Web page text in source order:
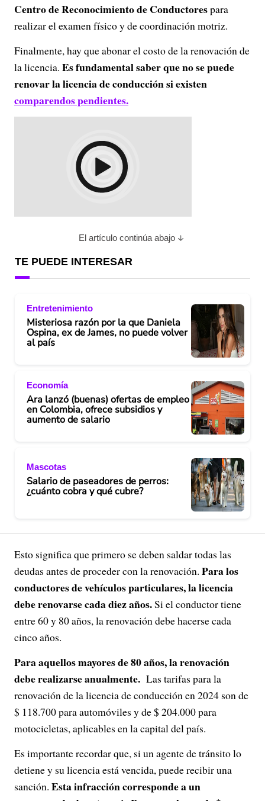
Centro de Reconocimiento de Conductorespara
realizar el examen físico y de coordinación motriz.
Finalmente, hay que abonar el costo de la renovación de
la licencia. Es fundamental saber que no se puede
renovar la licencia de conducción si existen
comparendos pendientes.
El artículo continúa abajo
TE PUEDE INTERESAR
Entretenimiento
Misteriosa razón por la que Daniela
Ospina, ex de James, no puede volver
al país
Economía
Ara lanzó (buenas) ofertas de empleo
en Colombia, ofrece subsidios y
aumento de salario
Mascotas
Salario de paseadores de perros:
¿cuánto cobra y qué cubre?
Esto significa que primero se deben saldar todas las
deudas antes de proceder con la renovación. Para los
conductores de vehículos particulares, la licencia
debe renovarse cada diez años.Si el conductor tiene
entre 60 y 80 años, la renovación debe hacerse cada
cinco años.
Para aquellos mayores de 80 años, la renovación
debe realizarse anualmente. Las tarifas para la
renovación de la licencia de conducción en 2024 son de
$ 118.700 para automóviles y de $ 204.000 para
motocicletas, aplicables en la capital del país.
Es importante recordar que, si un agente de tránsito lo
detiene y su licencia está vencida, puede recibir una
sanción. Esta infracción corresponde a un